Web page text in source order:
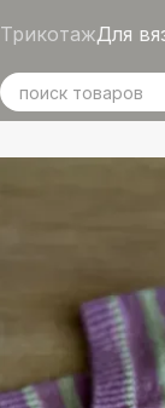
ТрикотажДля